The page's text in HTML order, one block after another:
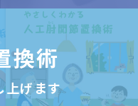
換術
上げます